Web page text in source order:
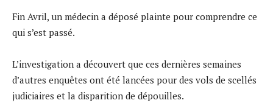
Fin Avril, un médecin a déposé plainte pour comprendre ce
qui s’est passé.
L’investigation a découvert que ces dernières semaines
d’autres enquêtes ont été lancées pour des vols de scellés
judiciaires et la disparition de dépouilles.